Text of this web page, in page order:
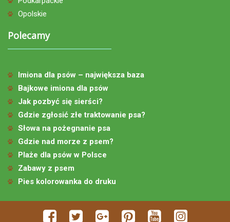
Opolskie
Polecamy
Imiona dla psów – największa baza
Bajkowe imiona dla psów
Jak pozbyć się sierści?
Gdzie zgłosić złe traktowanie psa?
Słowa na pożegnanie psa
Gdzie nad morze z psem?
Plaże dla psów w Polsce
Zabawy z psem
Pies kolorowanka do druku